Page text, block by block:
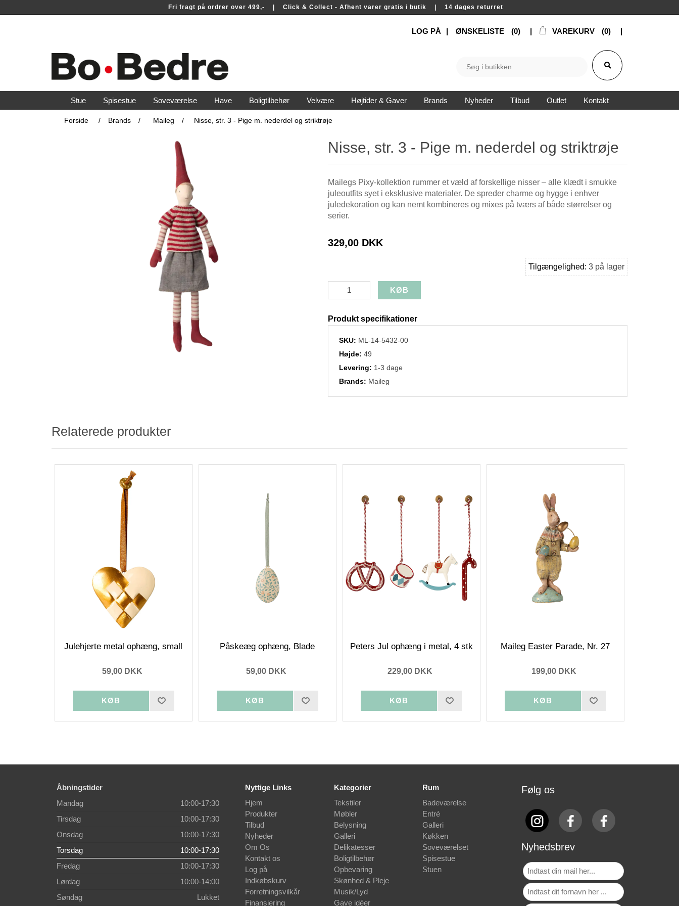
Fri fragt på ordrer over 499,- | Click & Collect - Afhent varer gratis i butik | 14 dages returret
LOG PÅ ØNSKELISTE (0) VAREKURV (0)
Stue Spisestue Soveværelse Have Boligtilbehør Velvære Højtider & Gaver Brands Nyheder Tilbud Outlet Kontakt
Forside / Brands / Maileg / Nisse, str. 3 - Pige m. nederdel og striktrøje
Nisse, str. 3 - Pige m. nederdel og striktrøje
Mailegs Pixy-kollektion rummer et væld af forskellige nisser – alle klædt i smukke
juleoutfits syet i eksklusive materialer. De spreder charme og hygge i enhver
juledekoration og kan nemt kombineres og mixes på tværs af både størrelser og
serier.
329,00 DKK
Tilgængelighed: 3 på lager
Produkt specifikationer
SKU: ML-14-5432-00
Højde:49
Levering: 1-3 dage
Brands: Maileg
Relaterede produkter
Julehjerte metal ophæng, small
59,00 DKK
Påskeæg ophæng, Blade
59,00 DKK
Peters Jul ophæng i metal, 4 stk
229,00 DKK
Maileg Easter Parade, Nr. 27
199,00 DKK
Åbningstider
Mandag
10:00-17:30
Tirsdag
10:00-17:30
Onsdag
10:00-17:30
Torsdag
10:00-17:30
Fredag
10:00-17:30
Lørdag
10:00-14:00
Søndag
Lukket
Nyttige Links
Hjem
Produkter
Tilbud
Nyheder
Om Os
Kontakt os
Log på
Indkøbskurv
Forretningsvilkår
Finansiering
Kategorier
Tekstiler
Møbler
Belysning
Galleri
Delikatesser
Boligtilbehør
Opbevaring
Skønhed & Pleje
Musik/Lyd
Gave idéer
Rum
Badeværelse
Entré
Galleri
Køkken
Soveværelset
Spisestue
Stuen
Følg os
Nyhedsbrev